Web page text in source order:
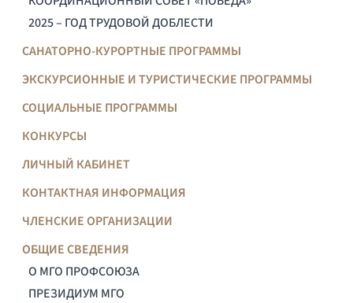
2025 – ГОД ТРУДОВОЙ ДОБЛЕСТИ
САНАТОРНО-КУРОРТНЫЕ ПРОГРАММЫ
ЭКСКУРСИОННЫЕ И ТУРИСТИЧЕСКИЕ ПРОГРАММЫ
СОЦИАЛЬНЫЕ ПРОГРАММЫ
КОНКУРСЫ
ЛИЧНЫЙ КАБИНЕТ
КОНТАКТНАЯ ИНФОРМАЦИЯ
ЧЛЕНСКИЕ ОРГАНИЗАЦИИ
ОБЩИЕ СВЕДЕНИЯ
О МГО ПРОФСОЮЗА
ПРЕЗИДИУМ МГО